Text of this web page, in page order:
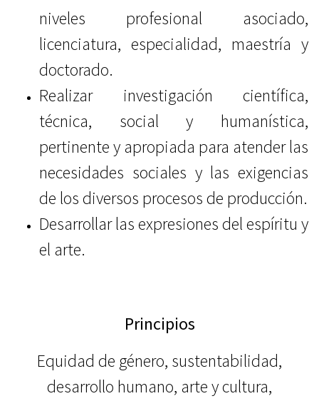
niveles profesional asociado,
licenciatura, especialidad, maestría y
doctorado.
Realizar investigación científica,
técnica, social y humanística,
pertinente y apropiada para atender las
necesidades sociales y las exigencias
de los diversos procesos de producción.
Desarrollar las expresiones del espíritu y
el arte.
Principios
Equidad de género, sustentabilidad,
desarrollo humano, arte y cultura,